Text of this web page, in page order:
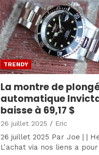
TRENDY
La montre de
automatique
baisse à 69,17 $
26 juillet 2025 Eric
26 juillet 2025 Par Joe | |
L'achat via nos liens a